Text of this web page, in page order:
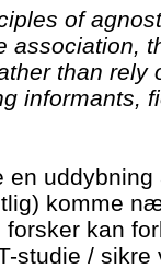
of
association,
than rely
informants,
en
komme
kan
studie /